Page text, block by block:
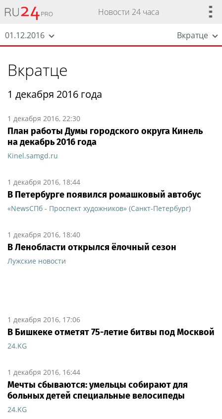
Новости 24 часа
01.12.2016 Вкратце
Вкратце
1 декабря 2016 года
1 декабря 2016, 22:30
План работы Думы городского округа Кинель
на декабрь 2016 года
Kinel.samgd.ru
1 декабря 2016, 18:44
В Петербурге появился ромашковый автобус
«NewsСПб - Проспект художников» (Санкт-Петербург)
1 декабря 2016, 18:40
В Ленобласти открылся ёлочный сезон
Лужские новости
1 декабря 2016, 17:06
В Бишкеке отметят 75-летие битвы под Москвой
24.KG
1 декабря 2016, 16:44
Мечты сбываются: умельцы собирают для
больных детей специальные велосипеды
24.KG